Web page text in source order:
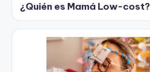
¿Quién es Mamá Low-cost?